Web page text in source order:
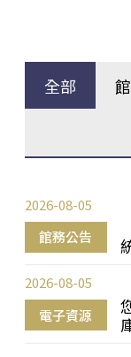
全部
館務公告
2026-08-05
電子資源
2026-08-05